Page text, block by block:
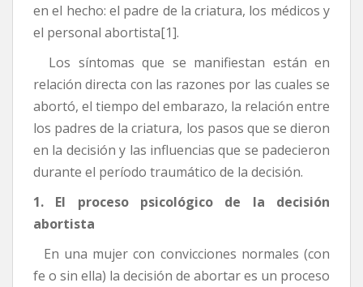
en el hecho: el padre de la criatura, los médicos y
el personal abortista[1].
Los síntomas que se manifiestan están en
relación directa con las razones por las cuales se
abortó, el tiempo del embarazo, la relación entre
los padres de la criatura, los pasos que se dieron
en la decisión y las influencias que se padecieron
durante el período traumático de la decisión.
1. El proceso psicológico de la decisión
abortista
En una mujer con convicciones normales (con
fe o sin ella) la decisión de abortar es un proceso